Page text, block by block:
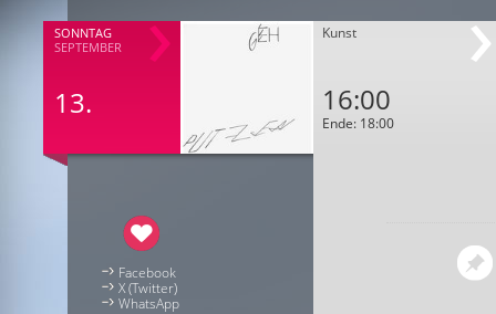
SONNTAG
SEPTEMBER
13.
Kunst
16:00
Ende: 18:00
Facebook
X (Twitter)
WhatsApp